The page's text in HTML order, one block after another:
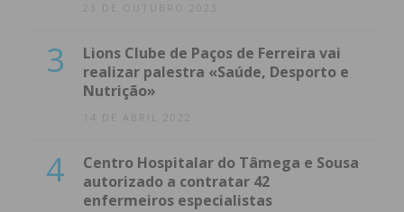
23 DE OUTUBRO 2023
3
Lions Clube de Paços de Ferreira vai
realizar palestra «Saúde, Desporto e
Nutrição»
14 DE ABRIL 2022
4
Centro Hospitalar do Tâmega e Sousa
autorizado a contratar 42
enfermeiros especialistas